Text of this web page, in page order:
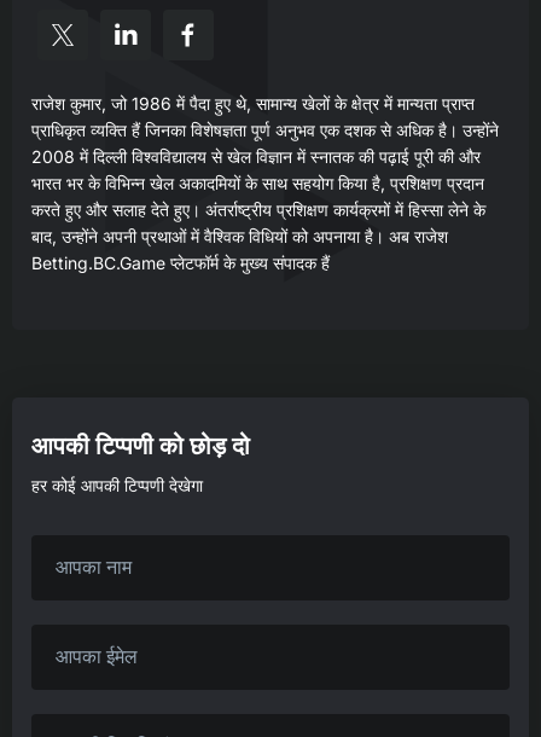
राजेश कुमार, जो 1986 में पैदा हुए थे, सामान्य खेलों के क्षेत्र में मान्यता प्राप्त
प्राधिकृत व्यक्ति हैं जिनका विशेषज्ञता पूर्ण अनुभव एक दशक से अधिक है। उन्होंने
2008 में दिल्ली विश्वविद्यालय से खेल विज्ञान में स्नातक की पढ़ाई पूरी की और
भारत भर के विभिन्न खेल अकादमियों के साथ सहयोग किया है, प्रशिक्षण प्रदान
करते हुए और सलाह देते हुए। अंतर्राष्ट्रीय प्रशिक्षण कार्यक्रमों में हिस्सा लेने के
बाद, उन्होंने अपनी प्रथाओं में वैश्विक विधियों को अपनाया है। अब राजेश
Betting.BC.Game प्लेटफॉर्म के मुख्य संपादक हैं
आपकी टिप्पणी को छोड़ दो
हर कोई आपकी टिप्पणी देखेगा